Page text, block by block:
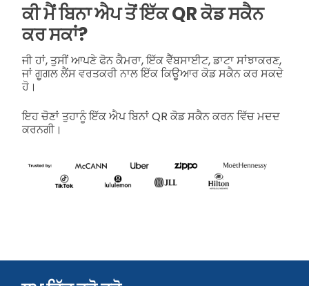
ਕੀ ਮੈਂ ਬਿਨਾ ਐਪ ਤੋਂ ਇੱਕ QR ਕੋਡ ਸਕੈਨ
ਕਰ ਸਕਾਂ?
ਜੀ ਹਾਂ, ਤੁਸੀਂ ਆਪਣੇ ਫੋਨ ਕੈਮਰਾ, ਇੱਕ ਵੈੱਬਸਾਈਟ, ਡਾਟਾ ਸਾਂਝਾਕਰਣ,
ਜਾਂ ਗੂਗਲ ਲੈਂਸ ਵਰਤਕਰੀ ਨਾਲ ਇੱਕ ਕਿਊਆਰ ਕੋਡ ਸਕੈਨ ਕਰ ਸਕਦੇ
ਹੋ।
ਇਹ ਚੋਣਾਂ ਤੁਹਾਨੂੰ ਇੱਕ ਐਪ ਬਿਨਾਂ QR ਕੋਡ ਸਕੈਨ ਕਰਨ ਵਿੱਚ ਮਦਦ
ਕਰਨਗੀ।